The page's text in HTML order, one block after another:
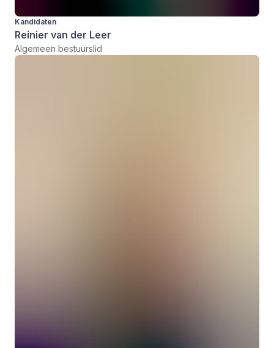
Kandidaten
Reinier van der Leer
Algemeen bestuurslid